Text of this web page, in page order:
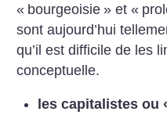
« bourgeoisie » et «
sont aujourd’hui
qu’il est difficile de les
conceptuelle.
les capitalistes ou